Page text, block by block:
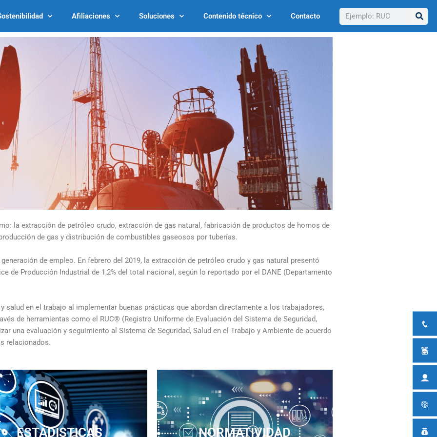
Afiliaciones Soluciones Contenido técnico Contacto Buscar
la extracción de petróleo crudo, extracción de gas natural, fabricación de productos de hornos de
de gas y distribución de combustibles gaseosos por tuberías.
de empleo. En febrero del 2019, la extracción de petróleo crudo y gas natural presentó
de Producción Industrial de 1,2% del total nacional, según lo reportado por el DANE (Departamento
en el trabajo al implementar buenas prácticas que abordan directamente a los trabajadores,
de herramientas como el RUC® (Registro Uniforme de Evaluación del Sistema de Seguridad,
una evaluación y seguimiento al Sistema de Seguridad, Salud en el Trabajo y Ambiente de acuerdo
relacionados.
ESTADISTICAS NORMATIVIDAD